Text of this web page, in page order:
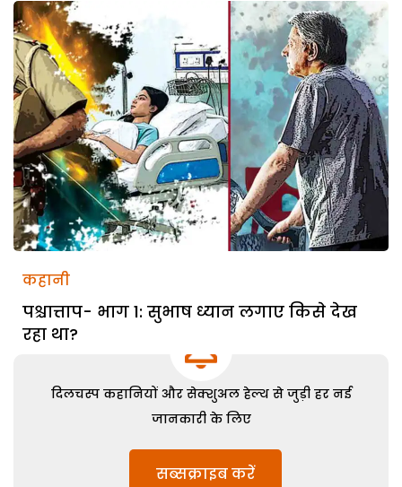
कहानी
पश्चात्ताप- भाग 1: सुभाष ध्यान लगाए किसे देख
रहा था?
दिलचस्प कहानियों और सेक्शुअल हेल्थ से जुड़ी हर नई
जानकारी के लिए
सब्सक्राइब करें